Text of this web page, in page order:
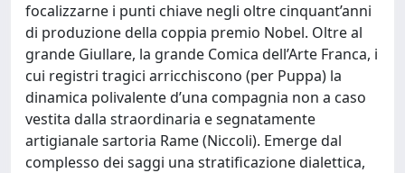
focalizzarne i punti chiave negli oltre cinquant’anni
di produzione della coppia premio Nobel. Oltre al
grande Giullare, la grande Comica dell’Arte Franca, i
cui registri tragici arricchiscono (per Puppa) la
dinamica polivalente d’una compagnia non a caso
vestita dalla straordinaria e segnatamente
artigianale sartoria Rame (Niccoli). Emerge dal
complesso dei saggi una stratificazione dialettica,